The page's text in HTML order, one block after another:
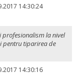
14:30:24
profesionalism la nivel
pentru tiparirea de
14:30:16